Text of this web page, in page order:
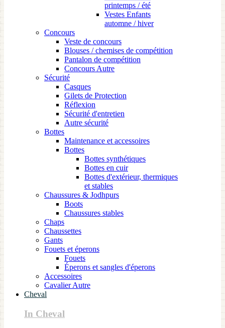
printemps / été
Vestes Enfants
automne / hiver
Concours
Veste de concours
Blouses / chemises de compétition
Pantalon de compétition
Concours Autre
Sécurité
Casques
Gilets de Protection
Réflexion
Sécurité d'entretien
Autre sécurité
Bottes
Maintenance et accessoires
Bottes
Bottes synthétiques
Bottes en cuir
Bottes d'extérieur, thermiques
et stables
Chaussures & Jodhpurs
Boots
Chaussures stables
Chaps
Chaussettes
Gants
Fouets et éperons
Fouets
Éperons et sangles d'éperons
Accessoires
Cavalier Autre
Cheval
In Cheval